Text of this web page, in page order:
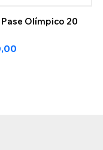
Pase Olímpico 20